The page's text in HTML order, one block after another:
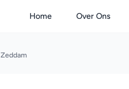
Home Over Ons